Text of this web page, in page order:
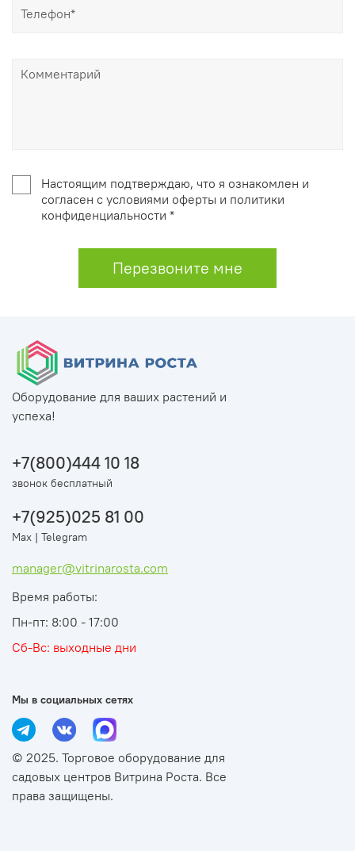
Настоящим подтверждаю, что я ознакомлен и
согласен с условиями оферты и политики
конфиденциальности *
Перезвоните мне
Оборудование для ваших растений и
успеха!
+7(800)444 10 18
звонок бесплатный
+7(925)025 81 00
Max | Telegram
manager@vitrinarosta.com
Время работы:
Пн-пт: 8:00 - 17:00
Сб-Вс: выходные дни
Мы в социальных сетях
© 2025. Торговое оборудование для
садовых центров Витрина Роста. Все
права защищены.